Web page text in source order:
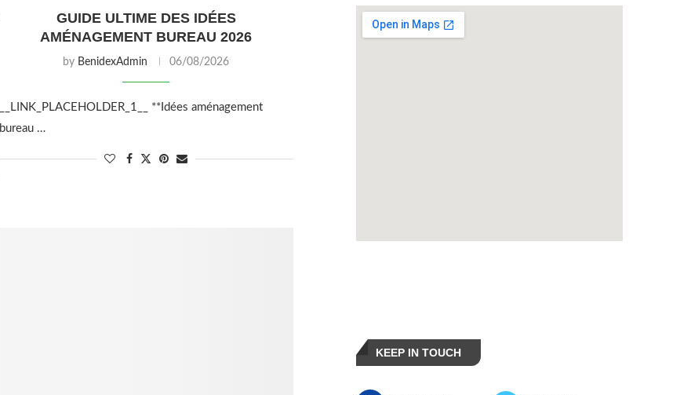
GUIDE ULTIME DES IDÉES
AMÉNAGEMENT BUREAU 2026
by BenidexAdmin 06/08/2026
__LINK_PLACEHOLDER_1__ **Idées aménagement
bureau …
KEEP IN TOUCH